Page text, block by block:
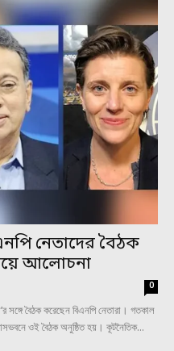
নেতাদের বৈঠক
আলোচনা
0
বৈঠক করেছেন বিএনপি নেতারা। গতকাল
ওই বৈঠক অনুষ্ঠিত হয়। কূটনৈতিক...